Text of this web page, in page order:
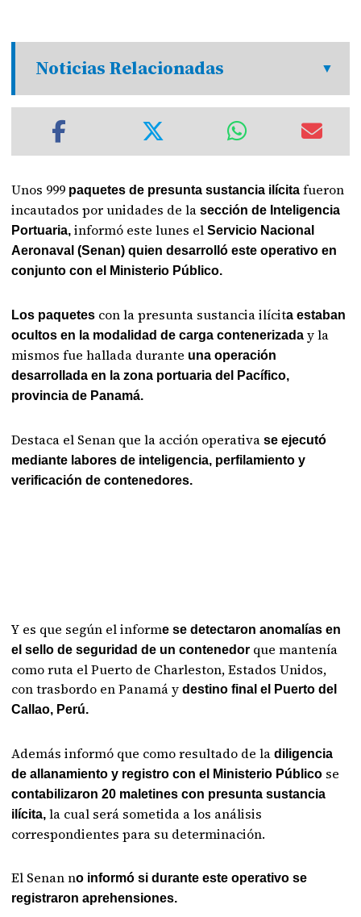
Noticias Relacionadas
Unos 999 paquetes de presunta sustancia ilícita fueron
incautados por unidades de la sección de Inteligencia
Portuaria, informó este lunes elServicio Nacional
Aeronaval (Senan) quien desarrolló este operativo en
conjunto con el Ministerio Público.
Los paquetes con la presunta sustancia ilícita estaban
ocultos en la modalidad de carga contenerizada y la
mismos fue hallada durante una operación
desarrollada en la zona portuaria del Pacífico,
provincia de Panamá.
Destaca el Senan que la acción operativase ejecutó
mediante labores de inteligencia, perfilamiento y
verificación de contenedores.
Y es que según el informe se detectaron anomalías en
el sello de seguridad de un contenedor que mantenía
como ruta el Puerto de Charleston, Estados Unidos,
con trasbordo en Panamá ydestino final el Puerto del
Callao, Perú.
Además informó que como resultado de ladiligencia
de allanamiento y registro con el Ministerio Público se
contabilizaron 20 maletines con presunta sustancia
ilícita, la cual será sometida a los análisis
correspondientes para su determinación.
El Senan no informó si durante este operativo se
registraron aprehensiones.